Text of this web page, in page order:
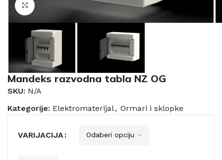
Mandeks razvodna tabla NZ OG
SKU: N/A
Kategorije: Elektromaterijal, Ormari i sklopke
VARIJACIJA